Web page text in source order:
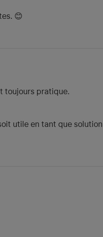
😊
toujours pratique.
utile en tant que